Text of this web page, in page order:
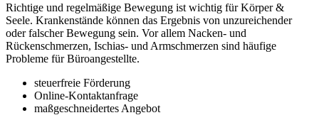
Richtige und regelmäßige Bewegung ist wichtig für Körper &
Seele. Krankenstände können das Ergebnis von unzureichender
oder falscher Bewegung sein. Vor allem Nacken- und
Rückenschmerzen, Ischias- und Armschmerzen sind häufige
Probleme für Büroangestellte.
steuerfreie Förderung
Online-Kontaktanfrage
maßgeschneidertes Angebot